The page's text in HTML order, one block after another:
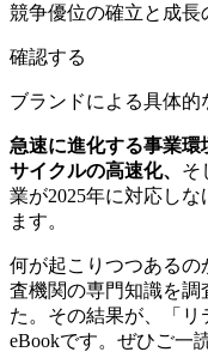
競争優位の確立と成長
確認する
ブランドによる具体
急速に進化する事業
サイクルの高速化、 そ
業が2025年に対応し
ます。
何が起こりつつあるの
査機関の専門知識を調
た。その結果が、「リ
eBookです。ぜひご一